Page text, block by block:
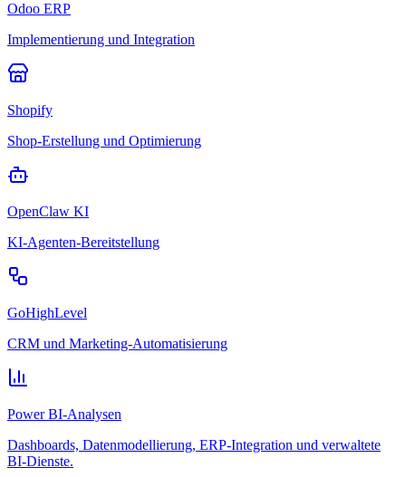
Odoo ERP
Implementierung und Integration
Shopify
Shop-Erstellung und Optimierung
OpenClaw KI
KI-Agenten-Bereitstellung
GoHighLevel
CRM und Marketing-Automatisierung
Power BI-Analysen
Dashboards, Datenmodellierung, ERP-Integration und verwaltete
BI-Dienste.